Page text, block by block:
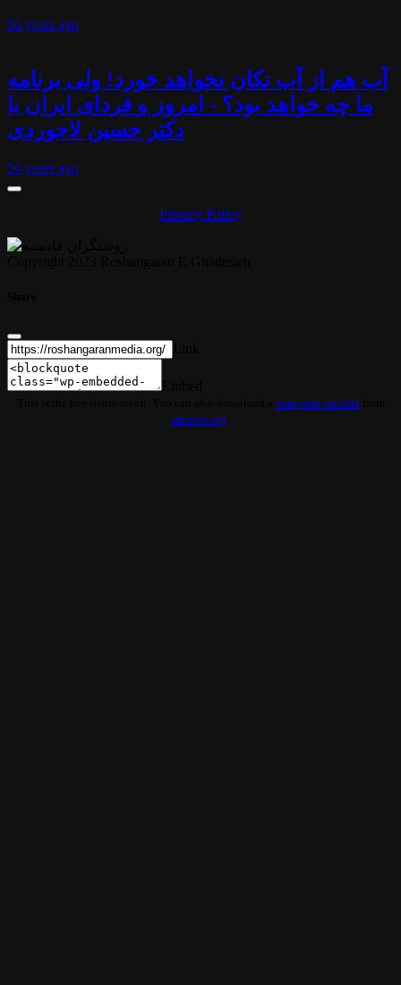
56 years ago
آب هم از آب تکان نخواهد خورد! ولی برنامه
ما چه خواهد بود؟ - امروز و فردای ایران با
دکتر حسین لاجوردی
56 years ago
Privacy Policy
complete websitefrom
archive.org